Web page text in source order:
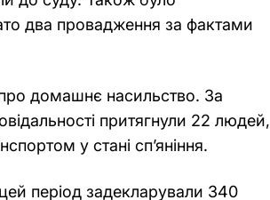
два провадження за фактами
домашнє насильство. За
притягнули 22 людей,
у стані сп’яніння.
період задекларували 340